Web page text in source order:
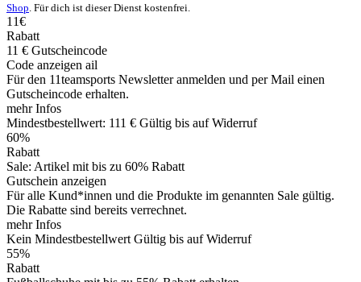
Shop . Für dich ist dieser Dienst kostenfrei.
11€
Rabatt
11 € Gutscheincode
Code anzeigen ail
Für den 11teamsports Newsletter anmelden und per Mail einen
Gutscheincode erhalten.
mehr Infos
Mindestbestellwert: 111 € Gültig bis auf Widerruf
60%
Rabatt
Sale: Artikel mit bis zu 60% Rabatt
Gutschein anzeigen
Für alle Kund*innen und die Produkte im genannten Sale gültig.
Die Rabatte sind bereits verrechnet.
mehr Infos
Kein Mindestbestellwert Gültig bis auf Widerruf
55%
Rabatt